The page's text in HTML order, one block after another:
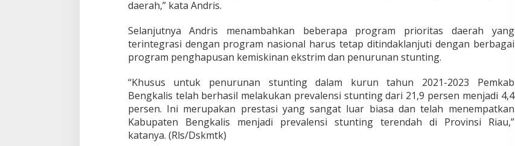
a
I
n
f
r
s
t
r
u
k
t
daerah,” kata Andris.
Selanjutnya Andris menambahkan beberapa program prioritas daerah yang
terintegrasi dengan program nasional harus tetap ditindaklanjuti dengan berbagai
program penghapusan kemiskinan ekstrim dan penurunan stunting.
“Khusus untuk penurunan stunting dalam kurun tahun 2021-2023 Pemkab
Bengkalis telah berhasil melakukan prevalensi stunting dari 21,9 persen menjadi 4,4
persen. Ini merupakan prestasi yang sangat luar biasa dan telah menempatkan
Kabupaten Bengkalis menjadi prevalensi stunting terendah di Provinsi Riau,”
katanya. (Rls/Dskmtk)